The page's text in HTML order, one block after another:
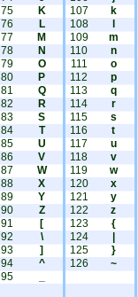
75
K
76
L
77
M
78
N
79
O
80
P
81
Q
82
R
83
S
84
T
85
U
86
V
87
W
88
X
89
Y
90
Z
91
[
92
\
93
]
94
^
95
107
k
108
109
m
110
n
111
o
112
p
113
q
114
r
115
s
116
t
117
u
118
v
119
w
120
x
121
y
122
z
123
{
124
125
}
126
~